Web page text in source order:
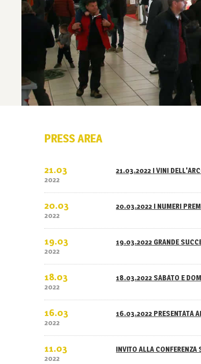
PRESS AREA
21.03
2022
21.03.2022 I VINI
20.03
2022
20.03.2022 I NUMERI
19.03
2022
19.03.2022 GRANDE
18.03
2022
18.03.2022 SABATO E
16.03
2022
16.03.2022 PRESENTATA
11.03
2022
INVITO ALLA